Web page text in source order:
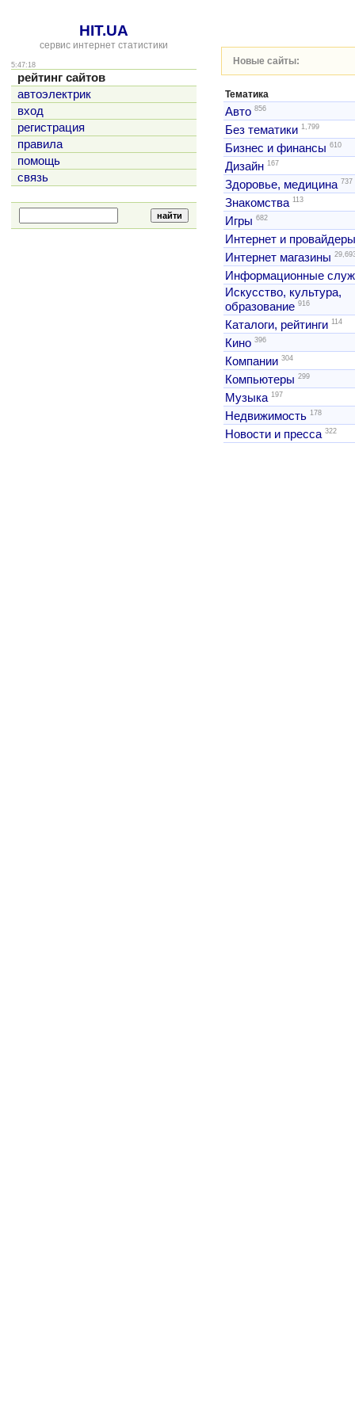
HIT.UA
сервис интернет статистики
5:47:18
рейтинг сайтов
автоэлектрик
вход
регистрация
правила
помощь
связь
Новые сайты:
Тематика
Авто 856
Без тематики 1,799
Бизнес и финансы 610
Дизайн 167
Здоровье, медицина 737
Знакомства 113
Игры 682
Интернет и провайдеры
Интернет магазины
Информационные
Искусство, культура,
образование 916
Каталоги, рейтинги 114
Кино 396
Компании 304
Компьютеры 299
Музыка 197
Недвижимость 178
Новости и пресса 322